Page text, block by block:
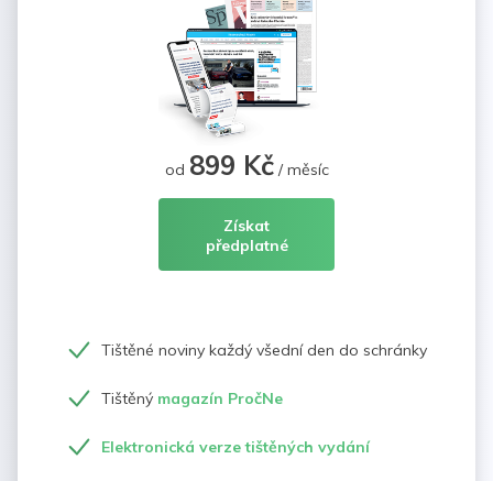
od 899 Kč/ měsíc
Získat
předplatné
Tištěné noviny každý všední den do schránky
Tištěný magazín PročNe
Elektronická verze tištěných vydání